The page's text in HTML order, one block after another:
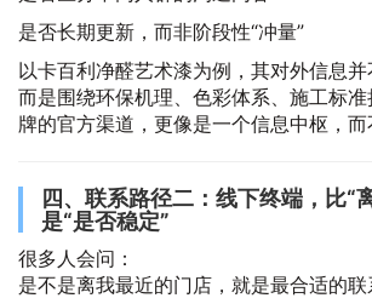
是否长期更新，而非阶段性“冲量”
以卡百利净醛艺术漆为例，其对外信息并
而是围绕环保机理、色彩体系、施工标
牌的官方渠道，更像是一个信息中枢，而
四、联系路径二：线下终端，比“
是“是否稳定”
很多人会问：
是不是离我最近的门店，就是最合适的联